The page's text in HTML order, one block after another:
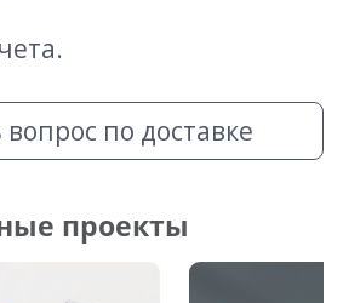
вопрос по доставке
проекты